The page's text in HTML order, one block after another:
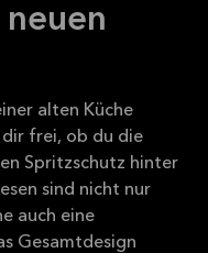
alten Küche
dir frei, ob du die
Spritzschutz hinter
sind nicht nur
auch eine
Gesamtdesign